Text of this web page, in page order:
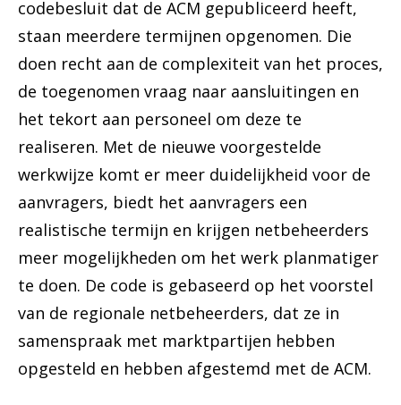
codebesluit dat de ACM gepubliceerd heeft,
staan meerdere termijnen opgenomen. Die
doen recht aan de complexiteit van het proces,
de toegenomen vraag naar aansluitingen en
het tekort aan personeel om deze te
realiseren. Met de nieuwe voorgestelde
werkwijze komt er meer duidelijkheid voor de
aanvragers, biedt het aanvragers een
realistische termijn en krijgen netbeheerders
meer mogelijkheden om het werk planmatiger
te doen. De code is gebaseerd op het voorstel
van de regionale netbeheerders, dat ze in
samenspraak met marktpartijen hebben
opgesteld en hebben afgestemd met de ACM.